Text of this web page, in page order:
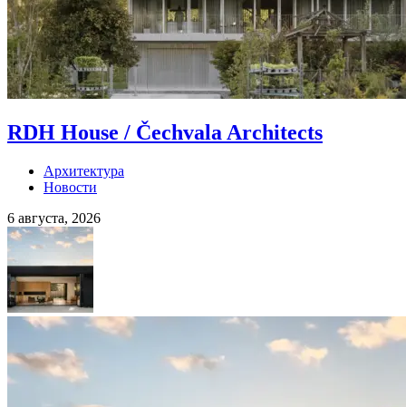
RDH House / Čechvala Architects
Архитектура
Новости
6 августа, 2026